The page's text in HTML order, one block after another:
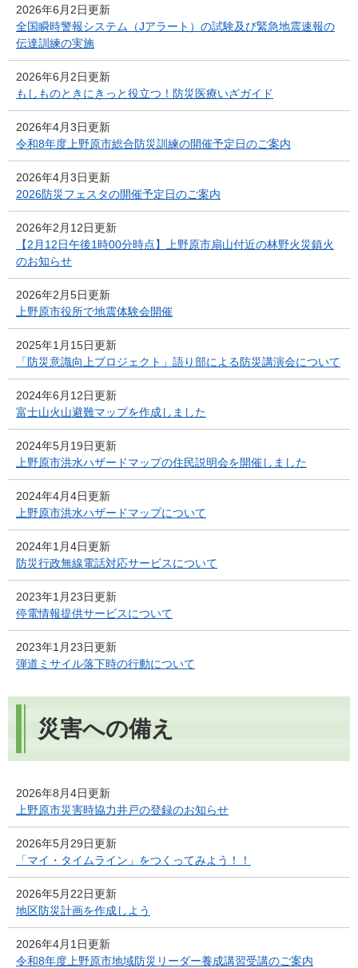
2026年6月2日更新
全国瞬時警報システム（Jアラート）の試験及び緊急地震速報の
伝達訓練の実施
2026年6月2日更新
もしものときにきっと役立つ！防災医療いざガイド
2026年4月3日更新
令和8年度上野原市総合防災訓練の開催予定日のご案内
2026年4月3日更新
2026防災フェスタの開催予定日のご案内
2026年2月12日更新
【2月12日午後1時00分時点】上野原市扇山付近の林野火災鎮火
のお知らせ
2026年2月5日更新
上野原市役所で地震体験会開催
2025年1月15日更新
「防災意識向上プロジェクト」語り部による防災講演会について
2024年6月12日更新
富士山火山避難マップを作成しました
2024年5月19日更新
上野原市洪水ハザードマップの住民説明会を開催しました
2024年4月4日更新
上野原市洪水ハザードマップについて
2024年1月4日更新
防災行政無線電話対応サービスについて
2023年1月23日更新
停電情報提供サービスについて
2023年1月23日更新
弾道ミサイル落下時の行動について
災害への備え
2026年8月4日更新
上野原市災害時協力井戸の登録のお知らせ
2026年5月29日更新
「マイ・タイムライン」をつくってみよう！！
2026年5月22日更新
地区防災計画を作成しよう
2026年4月1日更新
令和8年度上野原市地域防災リーダー養成講習受講のご案内